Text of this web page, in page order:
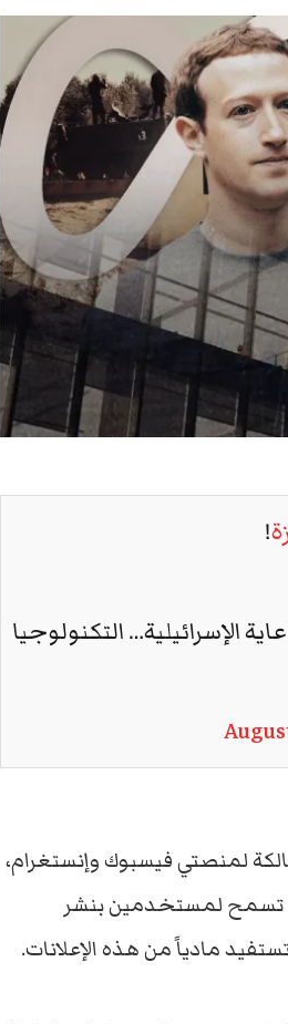
!
الإسرائيلية… التكنولوجيا
لمنصتي فيسبوك وإنستغرام،
تسمح لمستخدمين بنشر
مادياً من هذه الإعلانات.